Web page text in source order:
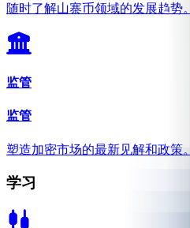
随时了解山寨币领域的发展趋势。
监管
监管
塑造加密市场的最新见解和政策。
学习